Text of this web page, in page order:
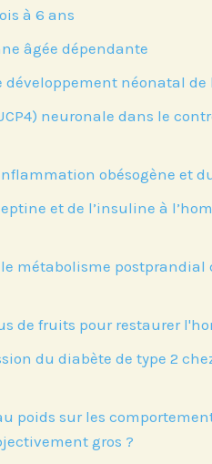
à 6 ans
âgée dépendante
néonatal de
neuronale dans le
obésogène et
et de l’insuline à
métabolisme
de fruits pour restaurer
du diabète de type 2
poids sur les
gros ?